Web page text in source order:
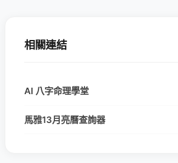
相關連結
AI 八字命理學堂
馬雅13月亮曆查詢器